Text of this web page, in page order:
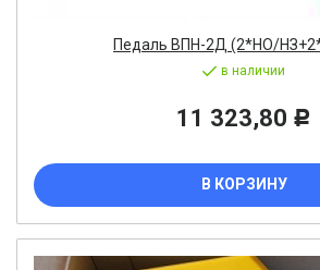
Педаль ВПН-2Д (2*НО/
в наличии
11 323,80 Р
В КОРЗИНУ